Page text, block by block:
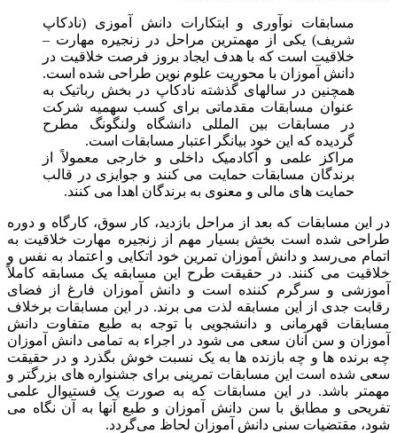
مسابقات نوآوری و ابتکارات دانش آموزی (نادکاپ
شریف) یکی از مهمترین مراحل در زنجیره مهارت –
خلاقیت است که با هدف ایجاد بروز فرصت خلاقیت در
دانش آموزان با محوریت علوم نوین طراحی شده است.
همچنین در سالهای گذشته نادکاپ در بخش رباتیک به
عنوان مسابقات مقدماتی برای کسب سهمیه شرکت
در مسابقات بین المللی دانشگاه ولنگونگ مطرح
گردیده که این خود بیانگر اعتبار مسابقات است.
مراکز علمی و آکادمیک داخلی و خارجی معمولاً از
برندگان مسابقات حمایت می کنند و جوایزی در قالب
حمایت های مالی و معنوی به برندگان اهدا می کنند.
در این مسابقات که بعد از مراحل بازدید، کار سوق، کارگاه و دوره
طراحی شده است بخش بسیار مهم از زنجیره مهارت خلاقیت به
اتمام می‌رسد و دانش آموزان تمرین خود اتکایی و اعتماد به نفس و
خلاقیت می کنند. در حقیقت طرح این مسابقه یک مسابقه کاملاً
آموزشی و سرگرم کننده است و دانش آموزان فارغ از فضای
رقابت جدی از این مسابقه لذت می برند. در این مسابقات برخلاف
مسابقات قهرمانی و دانشجویی با توجه به طبع متفاوت دانش
آموزان و سن آنان سعی می شود در اجراء به تمامی دانش آموزان
چه برنده ها و چه بازنده ها به یک نسبت خوش بگذرد و در حقیقت
سعی شده است این مسابقات تمرینی برای جشنواره های بزرگتر و
مهمتر باشد. در این مسابقات که به صورت یک فستیوال علمی
تفریحی و مطابق با سن دانش آموزان و طبع آنها به آن نگاه می
شود، مقتضیات سنی دانش آموزان لحاظ می‌گردد.